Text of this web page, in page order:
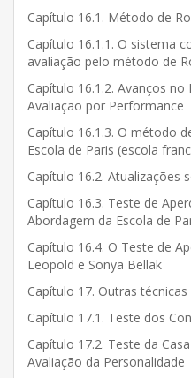
Capítulo 16.1. Método de
Capítulo 16.1.1. O sistema
avaliação pelo método de
Capítulo 16.1.2. Avanços no
Avaliação por Performance
Capítulo 16.1.3. O método
Escola de Paris (escola
Capítulo 16.2. Atualizações
Capítulo 16.3. Teste de
Abordagem da Escola de
Capítulo 16.4. O Teste de
Leopold e Sonya Bellak
Capítulo 17. Outras técnicas
Capítulo 17.1. Teste dos
Capítulo 17.2. Teste da
Avaliação da Personalidade